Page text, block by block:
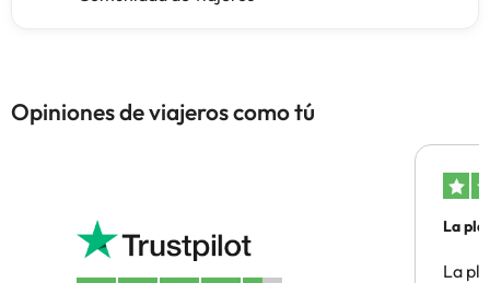
Opiniones de viajeros como tú
La
La